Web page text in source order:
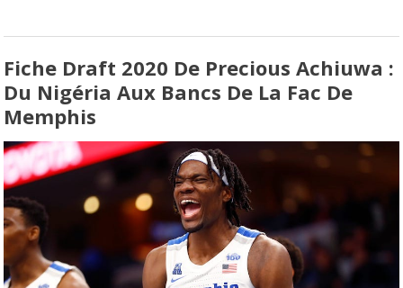
Fiche Draft 2020 De Precious Achiuwa :
Du Nigéria Aux Bancs De La Fac De
Memphis